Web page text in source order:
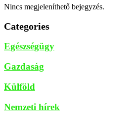
Nincs megjeleníthető bejegyzés.
Categories
Egészségügy
Gazdaság
Külföld
Nemzeti hírek